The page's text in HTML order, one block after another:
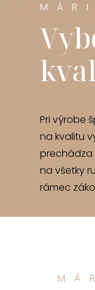
Pri výrobe
na kvalitu
prechádza
na všetky
rámec